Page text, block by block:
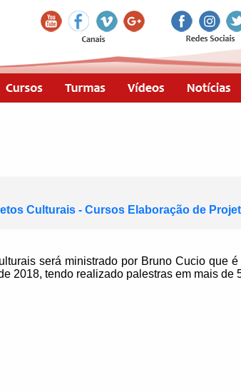
Culturais - Cursos Elaboração de
será ministrado por Bruno Cucio que
2018, tendo realizado palestras em mais de